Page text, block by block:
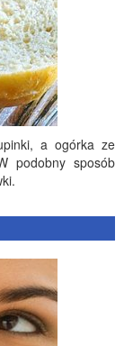
a ogórka ze
podobny sposób